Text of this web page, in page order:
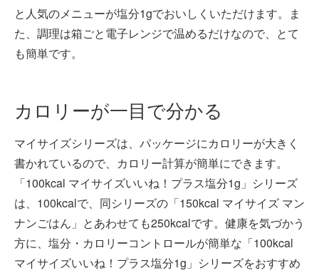
と人気のメニューが塩分1gでおいしくいただけます。ま
た、調理は箱ごと電子レンジで温めるだけなので、とて
も簡単です。
カロリーが一目で分かる
マイサイズシリーズは、パッケージにカロリーが大きく
書かれているので、カロリー計算が簡単にできます。
「100kcal マイサイズいいね！プラス塩分1g」シリーズ
は、100kcalで、同シリーズの「150kcal マイサイズ マン
ナンごはん」とあわせても250kcalです。健康を気づかう
方に、塩分・カロリーコントロールが簡単な「100kcal
マイサイズいいね！プラス塩分1g」シリーズをおすすめ